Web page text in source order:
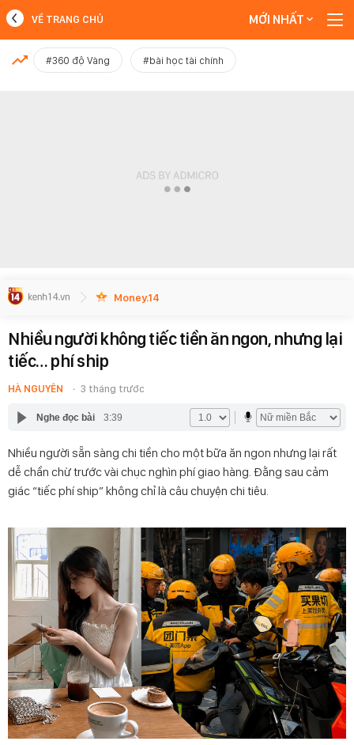
MỚI NHẤT
VỀ TRANG CHỦ MỚI NHẤT
#360 độ Vàng #bài học tài chính
Money.14
Nhiều người không tiếc tiền ăn ngon, nhưng lại
tiếc… phí ship
HÀ NGUYÊN 3 tháng trước
Nghe đọc bài 3:39
Nhiều người sẵn sàng chi tiền cho một bữa ăn ngon nhưng lại rất
dễ chần chừ trước vài chục nghìn phí giao hàng. Đằng sau cảm
giác “tiếc phí ship” không chỉ là câu chuyện chi tiêu.